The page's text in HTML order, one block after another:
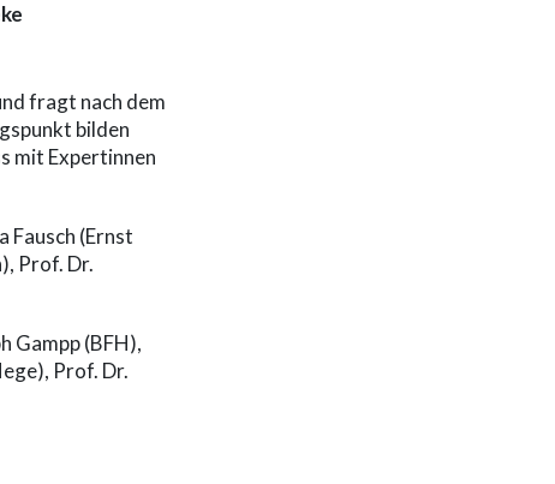
fragt nach dem
bilden
mit Expertinnen
Fausch (Ernst
Prof. Dr.
Gampp (BFH),
Prof. Dr.